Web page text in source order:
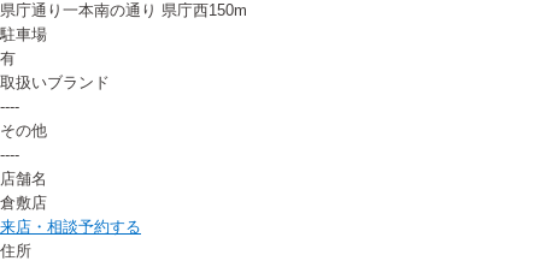
県庁通り一本南の通り 県庁西150m
駐車場
有
取扱いブランド
----
その他
----
店舗名
倉敷店
来店・相談予約する
住所